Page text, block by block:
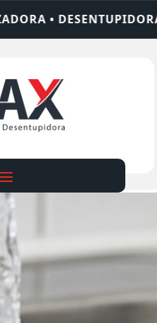
LIMPEZA DE FOSSA •